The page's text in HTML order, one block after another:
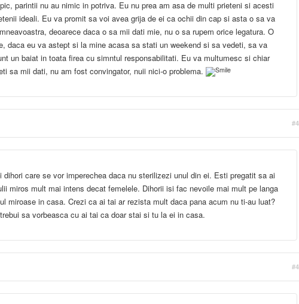
parintii nu au nimic in potriva. Eu nu prea am asa de multi prieteni si acesti
ideali. Eu va promit sa voi avea grija de ei ca ochii din cap si asta o sa va
deoarece daca o sa mii dati mie, nu o sa rupem orice legatura. O
daca eu va astept si la mine acasa sa stati un weekend si sa vedeti, sa va
un baiat in toata firea cu simntul responsabilitati. Eu va multumesc si chiar
sa mii dati, nu am fost convingator, nuii nici-o problema.
dihori care se vor imperechea daca nu sterilizezi unul din ei. Esti pregatit sa ai
miros mult mai intens decat femelele. Dihorii isi fac nevoile mai mult pe langa
miroase in casa. Crezi ca ai tai ar rezista mult daca pana acum nu ti-au luat?
sa vorbeasca cu ai tai ca doar stai si tu la ei in casa.